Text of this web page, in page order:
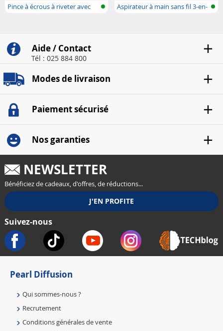
Pince à écrous à riveter avec
Aspirateur à main sans fil 3-en-
Aide / Contact
Tél : 025 884 800
Modes de livraison
Paiement sécurisé
Nos garanties
NEWSLETTER
Bénéficiez de cadeaux, d'offres, de réductions...
Suivez-nous
Pearl Diffusion
Qui sommes-nous ?
Recrutement
Conditions générales de vente